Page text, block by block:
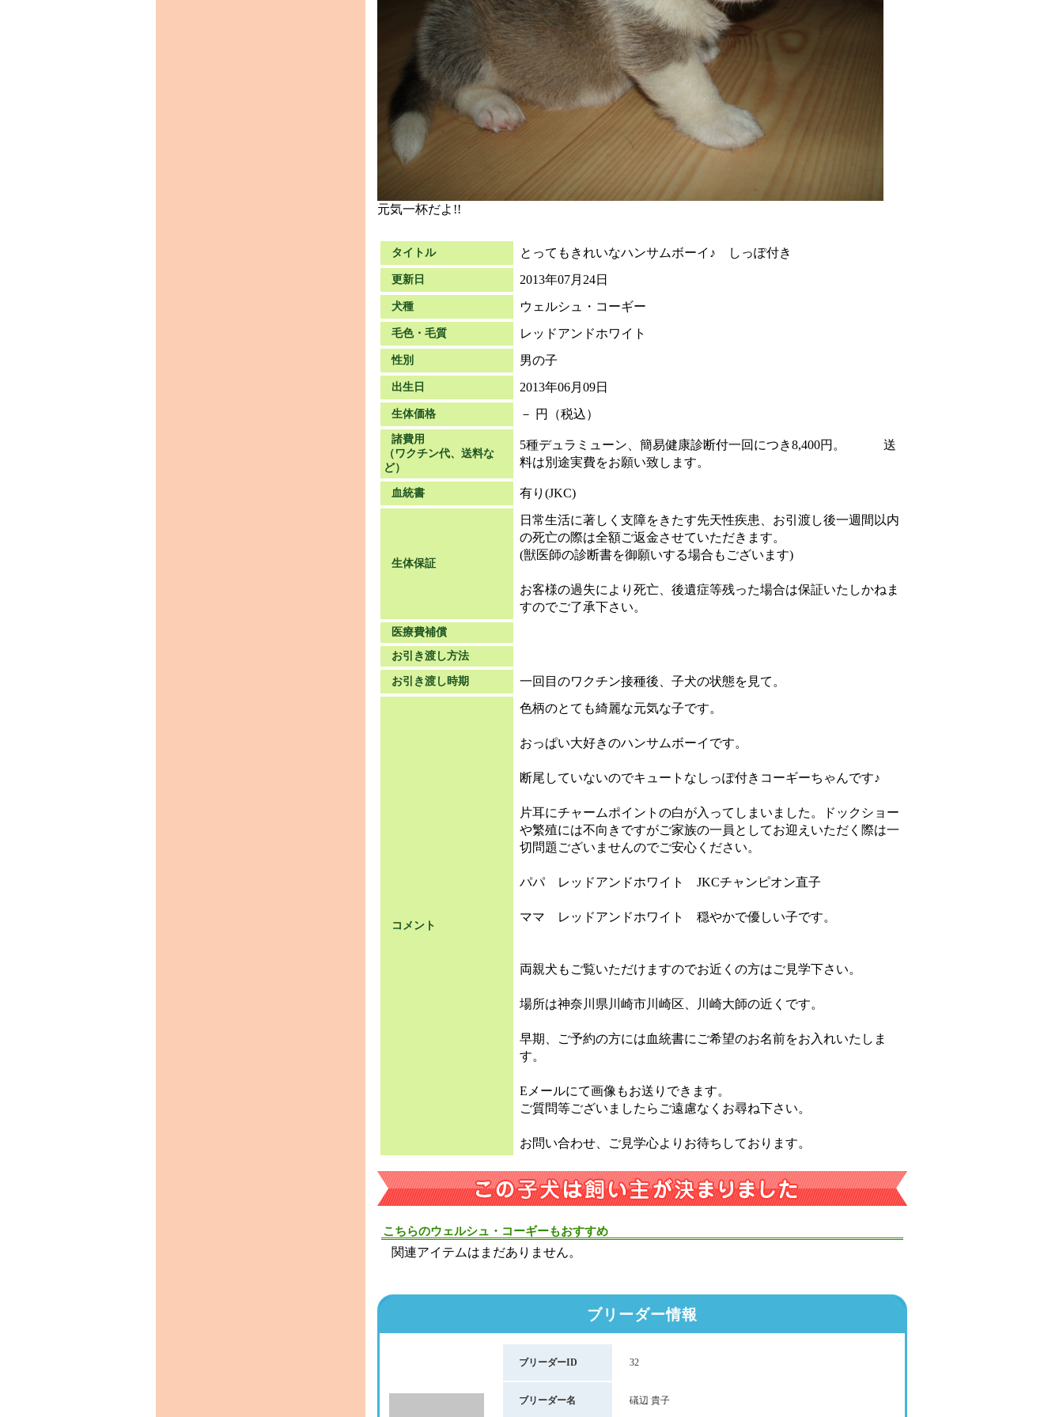
元気一杯だよ!!
タイトル とってもきれいなハンサムボーイ♪ しっぽ付き
更新日 2013年07月24日
犬種 ウェルシュ・コーギー
毛色・毛質 レッドアンドホワイト
性別 男の子
出生日 2013年06月09日
生体価格 － 円（税込）
諸費用
（ワクチン代、送料な
ど）
5種デュラミューン、簡易健康診断付一回につき8,400円。 送
料は別途実費をお願い致します。
血統書 有り(JKC)
生体保証
日常生活に著しく支障をきたす先天性疾患、お引渡し後一週間以内
の死亡の際は全額ご返金させていただきます。
(獣医師の診断書を御願いする場合もございます)
お客様の過失により死亡、後遺症等残った場合は保証いたしかねま
すのでご了承下さい。
医療費補償
お引き渡し方法
お引き渡し時期 一回目のワクチン接種後、子犬の状態を見て。
コメント
色柄のとても綺麗な元気な子です。
おっぱい大好きのハンサムボーイです。
断尾していないのでキュートなしっぽ付きコーギーちゃんです♪
片耳にチャームポイントの白が入ってしまいました。ドックショー
や繁殖には不向きですがご家族の一員としてお迎えいただく際は一
切問題ございませんのでご安心ください。
パパ レッドアンドホワイト JKCチャンピオン直子
ママ レッドアンドホワイト 穏やかで優しい子です。
両親犬もご覧いただけますのでお近くの方はご見学下さい。
場所は神奈川県川崎市川崎区、川崎大師の近くです。
早期、ご予約の方には血統書にご希望のお名前をお入れいたしま
す。
Eメールにて画像もお送りできます。
ご質問等ございましたらご遠慮なくお尋ね下さい。
お問い合わせ、ご見学心よりお待ちしております。
こちらのウェルシュ・コーギーもおすすめ
関連アイテムはまだありません。
ブリーダー情報
ブリーダーID 32
ブリーダー名 礒辺 貴子